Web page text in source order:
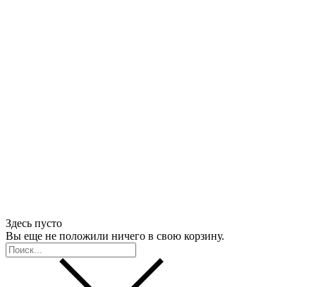
Здесь пусто
Вы еще не положили ничего в свою корзину.